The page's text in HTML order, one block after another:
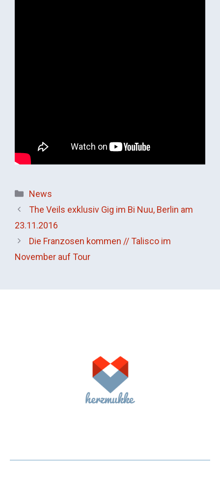
Kategorien
News
The Veils exklusiv Gig im Bi Nuu, Berlin am
23.11.2016
Die Franzosen kommen // Talisco im
November auf Tour